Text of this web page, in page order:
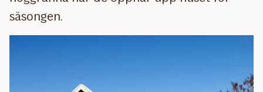
säsongen.